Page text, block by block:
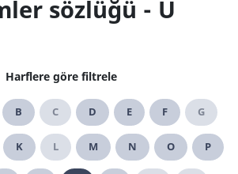
sözlüğü - U
Harflere göre filtrele
B C D E F G
K L M N O P